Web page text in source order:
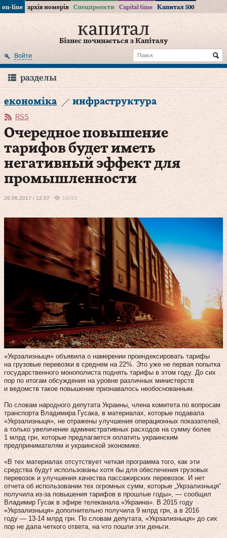
on-line архів номерів Спецпроекти Capital time Капитал 500
Бізнес починається з Капіталу
Войти
разделы
економіка инфраструктура
RSS
Очередное повышение
тарифов будет иметь
негативный эффект для
промышленности
26.06.2017 / 12:57 19285
«Укрзализныця» объявила о намерении проиндексировать тарифы
на грузовые перевозки в среднем на 22%. Это уже не первая попытка
государственного монополиста поднять тарифы в этом году. До сих
пор по итогам обсуждения на уровне различных министерств
и ведомств такое повышение признавалось необоснованным.
По словам народного депутата Украины, члена комитета по вопросам
транспорта Владимира Гусака, в материалах, которые подавала
«Укрзализныця», не отражены улучшения операционных показателей,
а только увеличение административных расходов на сумму более
1 млрд грн, которые предлагается оплатить украинским
предпринимателям и украинской экономике.
«В тех материалах отсутствует четкая программа того, как эти
средства будут использованы хотя бы для обеспечения грузовых
перевозок и улучшения качества пассажирских перевозок. И нет
отчета об использовании тех огромных сумм, которые „Укрзализныця“
получила из-за повышения тарифов в прошлые годы», — сообщил
Владимир Гусак в эфире телеканала «Украина». В 2015 году
«Укрзализныця» дополнительно получила 9 млрд грн, а в 2016
году — 13-14 млрд грн. По словам депутата, «Укрзализныця» до сих
пор не дала четкого ответа, на что пошли эти деньги.